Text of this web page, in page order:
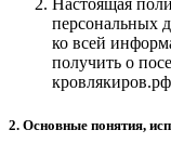
Настоящая
персональных
ко всей
получить о
2. Основные понятия,